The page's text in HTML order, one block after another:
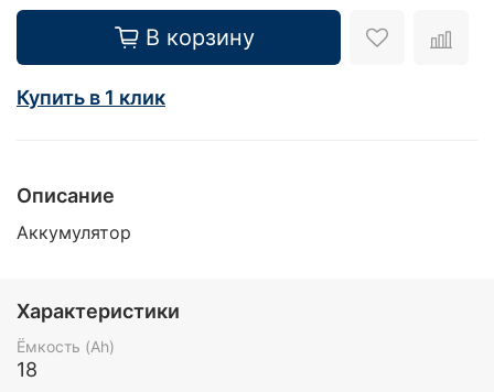
В корзину
Купить в 1 клик
Описание
Аккумулятор
Характеристики
Ёмкость (Ah)
18